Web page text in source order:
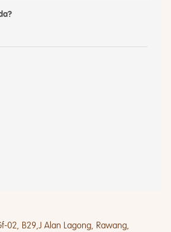
02, B29,J Alan Lagong, Rawang,